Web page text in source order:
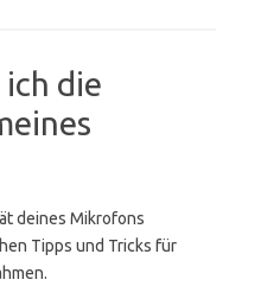
die
deines Mikrofons
Tipps und Tricks für